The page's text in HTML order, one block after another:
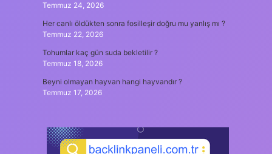
Temmuz 24, 2026
Her canlı öldükten sonra fosilleşir doğru mu yanlış mı ?
Temmuz 22, 2026
Tohumlar kaç gün suda bekletilir ?
Temmuz 18, 2026
Beyni olmayan hayvan hangi hayvandır ?
Temmuz 17, 2026